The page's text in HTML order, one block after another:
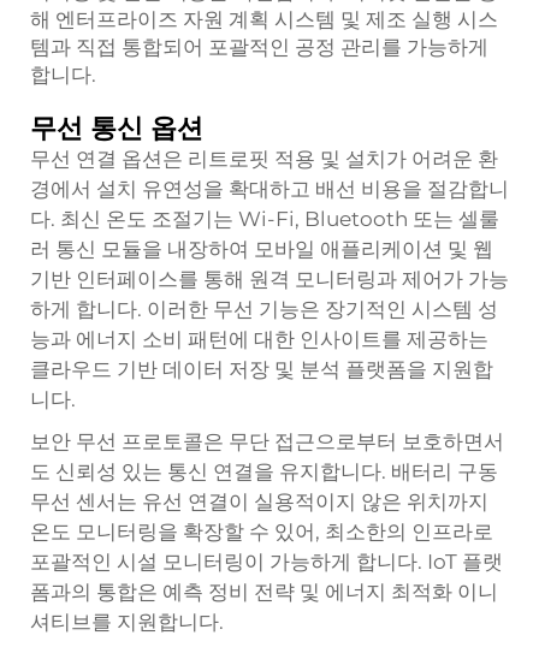
해 엔터프라이즈 자원 계획 시스템 및 제조 실행 시스
템과 직접 통합되어 포괄적인 공정 관리를 가능하게
합니다.
무선 통신 옵션
무선 연결 옵션은 리트로핏 적용 및 설치가 어려운 환
경에서 설치 유연성을 확대하고 배선 비용을 절감합니
다. 최신 온도 조절기는 Wi-Fi, Bluetooth 또는 셀룰
러 통신 모듈을 내장하여 모바일 애플리케이션 및 웹
기반 인터페이스를 통해 원격 모니터링과 제어가 가능
하게 합니다. 이러한 무선 기능은 장기적인 시스템 성
능과 에너지 소비 패턴에 대한 인사이트를 제공하는
클라우드 기반 데이터 저장 및 분석 플랫폼을 지원합
니다.
보안 무선 프로토콜은 무단 접근으로부터 보호하면서
도 신뢰성 있는 통신 연결을 유지합니다. 배터리 구동
무선 센서는 유선 연결이 실용적이지 않은 위치까지
온도 모니터링을 확장할 수 있어, 최소한의 인프라로
포괄적인 시설 모니터링이 가능하게 합니다. IoT 플랫
폼과의 통합은 예측 정비 전략 및 에너지 최적화 이니
셔티브를 지원합니다.